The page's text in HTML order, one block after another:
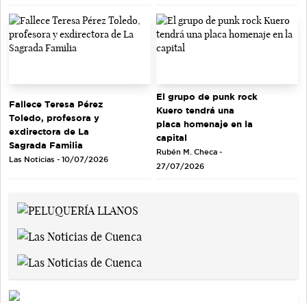
Fallece Teresa Pérez
Toledo, profesora y
exdirectora de La
Sagrada Familia
Las Noticias - 10/07/2026
El grupo de punk rock
Kuero tendrá una
placa homenaje en la
capital
Rubén M. Checa -
27/07/2026